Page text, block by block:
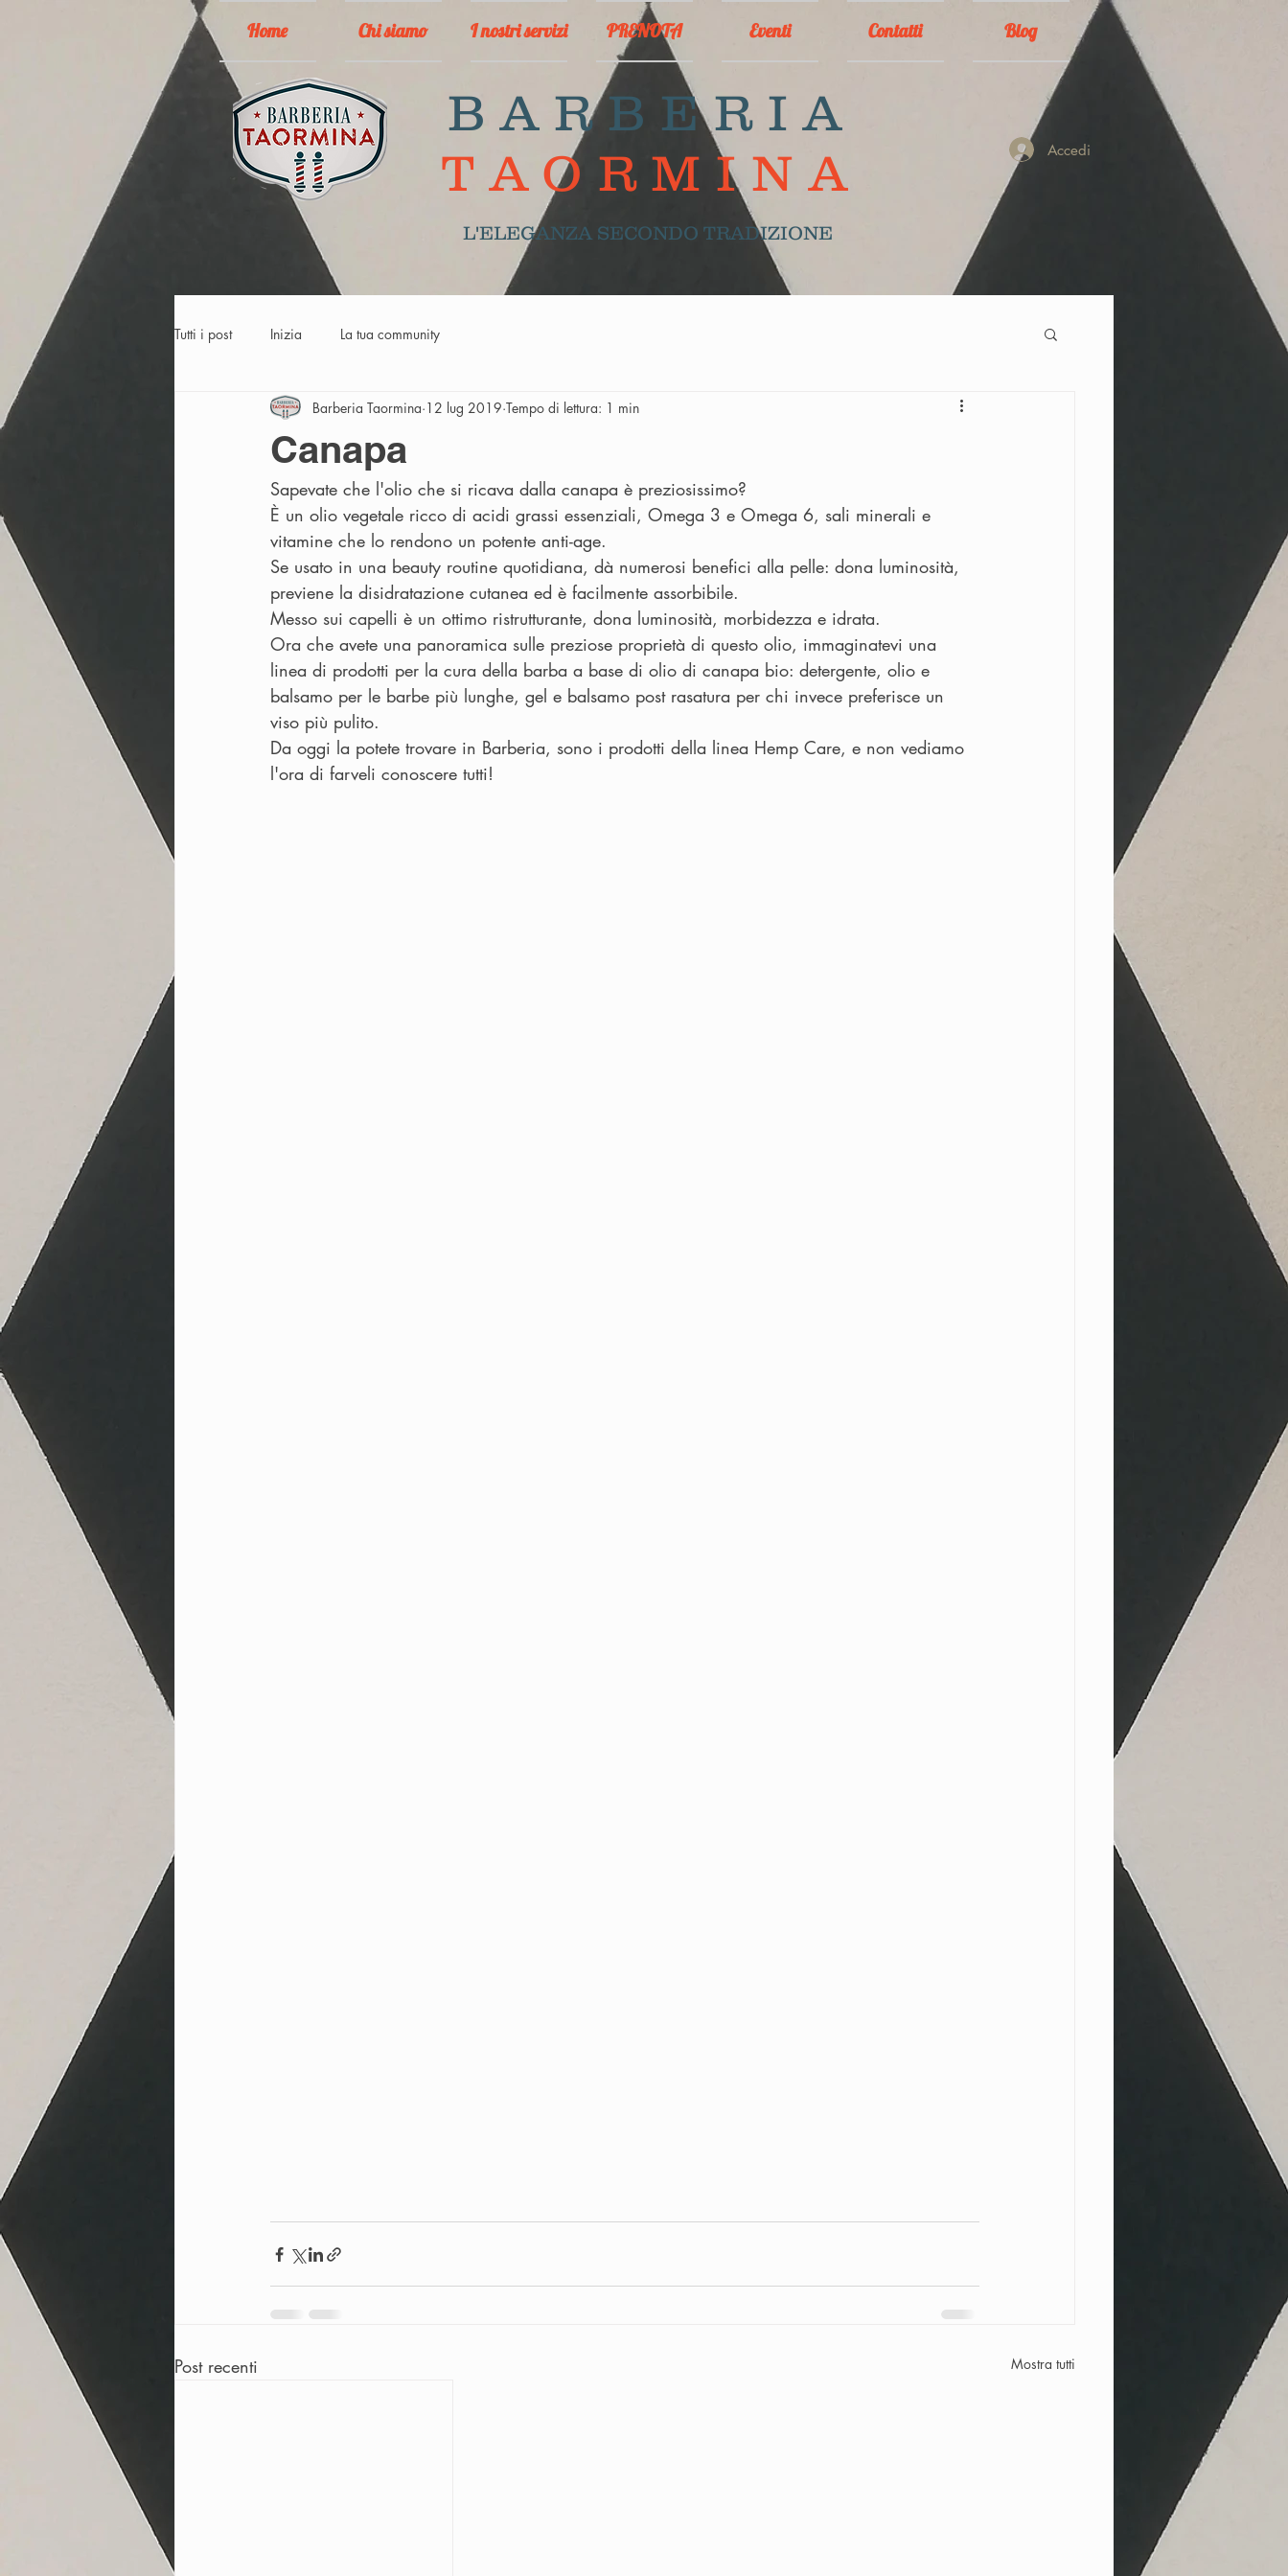
Home Chi siamo I nostri servizi PRENOTA Eventi Contatti Blog
BARBERIA
TAORMINA
L'ELEGANZA SECONDO TRADIZIONE
Accedi
Tutti i post Inizia La tua community
Canapa
Barberia Taormina 12 lug 2019 Tempo di lettura: 1 min
Sapevate che l'olio che si ricava dalla canapa è preziosissimo?
È un olio vegetale ricco di acidi grassi essenziali, Omega 3 e Omega 6, sali minerali e
vitamine che lo rendono un potente anti-age.
Se usato in una beauty routine quotidiana, dà numerosi benefici alla pelle: dona luminosità,
previene la disidratazione cutanea ed è facilmente assorbibile.
Messo sui capelli è un ottimo ristrutturante, dona luminosità, morbidezza e idrata.
Ora che avete una panoramica sulle preziose proprietà di questo olio, immaginatevi una
linea di prodotti per la cura della barba a base di olio di canapa bio: detergente, olio e
balsamo per le barbe più lunghe, gel e balsamo post rasatura per chi invece preferisce un
viso più pulito.
Da oggi la potete trovare in Barberia, sono i prodotti della linea Hemp Care, e non vediamo
l'ora di farveli conoscere tutti!
Post recenti Mostra tutti